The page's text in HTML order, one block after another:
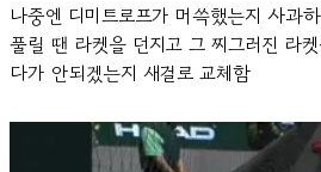
나중엔 디미트로프가 머쓱했는지 사과
풀릴 땐 라켓을 던지고 그 찌그러진 라
다가 안되겠는지 새걸로 교체함